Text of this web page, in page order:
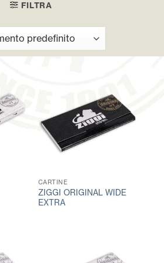
FILTRA
CARTINE
ZIGGI ORIGINAL WIDE
EXTRA